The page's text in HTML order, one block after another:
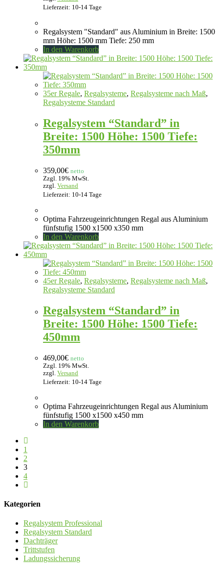
Lieferzeit: 10-14 Tage
Regalsystem "Standard" aus Aluminium in Breite: 1500
mm Höhe: 1500 mm Tiefe: 250 mm
In den Warenkorb
35er Regale, Regalsysteme, Regalsysteme nach Maß,
Regalsysteme Standard
Regalsystem “Standard” in
Breite: 1500 Höhe: 1500 Tiefe:
350mm
359,00€ netto
Zzgl. 19% MwSt.
zzgl. Versand
Lieferzeit: 10-14 Tage
Optima Fahrzeugeinrichtungen Regal aus Aluminium
fünfstufig 1500 x1500 x350 mm
In den Warenkorb
45er Regale, Regalsysteme, Regalsysteme nach Maß,
Regalsysteme Standard
Regalsystem “Standard” in
Breite: 1500 Höhe: 1500 Tiefe:
450mm
469,00€ netto
Zzgl. 19% MwSt.
zzgl. Versand
Lieferzeit: 10-14 Tage
Optima Fahrzeugeinrichtungen Regal aus Aluminium
fünfstufig 1500 x1500 x450 mm
In den Warenkorb
1
2
3
4
Kategorien
Regalsystem Professional
Regalsystem Standard
Dachträger
Trittstufen
Ladungssicherung